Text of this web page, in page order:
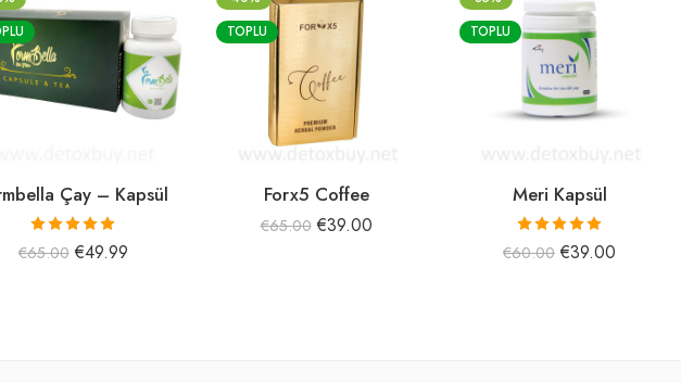
Çay – Kapsül
5 üzerinden
5.00oy aldı
€65.00 €49.99
TOPLU
Forx5 Coffee
€65.00 €39.00
TOPLU
Meri Kapsül
5 üzerinden
5.00oy aldı
€60.00 €39.00